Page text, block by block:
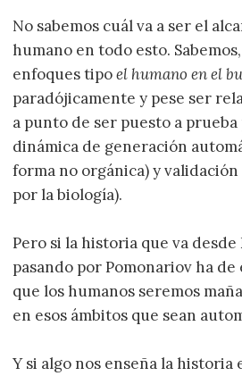
No sabemos cuál va a ser el
humano en todo esto.
enfoques tipoel humano en el
paradójicamente y pese ser
a punto de ser puesto a
dinámica de generación
forma no orgánica) y
por la biología).
Pero si la historia que va desde
pasando por Pomonariov ha de
que los humanos seremos
en esos ámbitos que sean
Y si algo nos enseña la historia